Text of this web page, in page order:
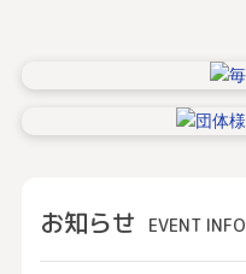
お知らせ EVENT INFO